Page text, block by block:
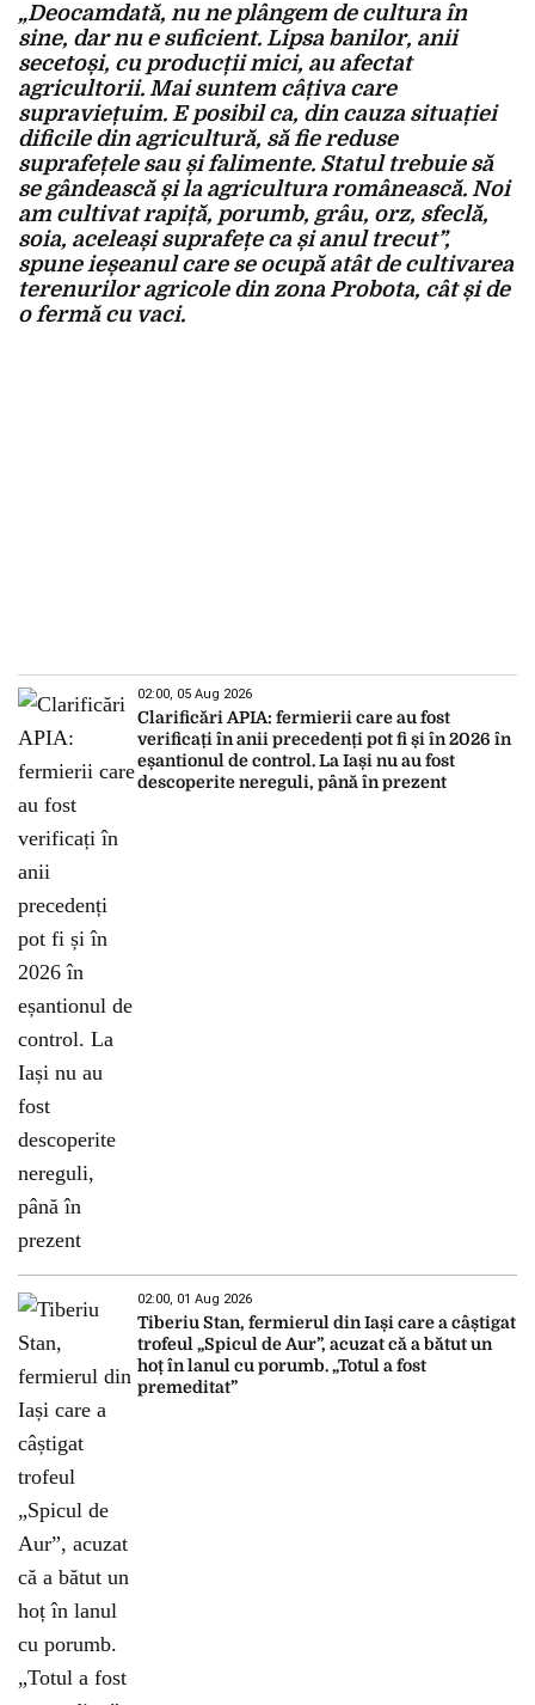
„Deocamdată, nu ne plângem de cultura în
sine, dar nu e suficient. Lipsa banilor, anii
secetoși, cu producții mici, au afectat
agricultorii. Mai suntem câțiva care
supraviețuim. E posibil ca, din cauza situației
dificile din agricultură, să fie reduse
suprafețele sau și falimente. Statul trebuie să
se gândească și la agricultura românească. Noi
am cultivat rapiță, porumb, grâu, orz, sfeclă,
soia, aceleași suprafețe ca și anul trecut”,
spune ieșeanul care se ocupă atât de cultivarea
terenurilor agricole din zona Probota, cât și de
o fermă cu vaci.
02:00, 05 Aug 2026
Clarificări APIA: fermierii care au fost
verificați în anii precedenți pot fi și în 2026 în
eșantionul de control. La Iași nu au fost
descoperite nereguli, până în prezent
02:00, 01 Aug 2026
Tiberiu Stan, fermierul din Iași care a câștigat
trofeul „Spicul de Aur”, acuzat că a bătut un
hoț în lanul cu porumb. „Totul a fost
premeditat”